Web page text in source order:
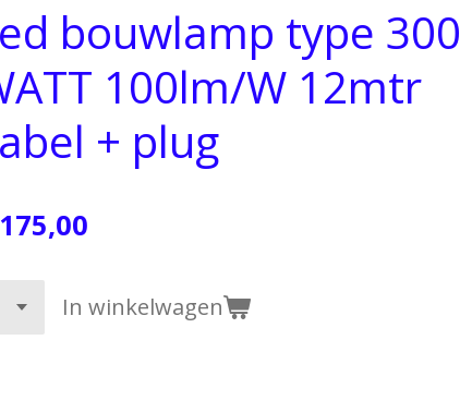
bouwlamp type 300
100lm/W 12mtr
+ plug
In winkelwagen